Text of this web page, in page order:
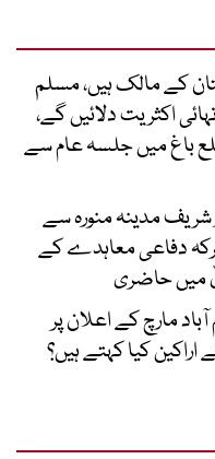
کے مالک ہیں، مسلم
اکثریت دلائیں گے،
ضلع باغ میں جلسہ عام سے
شریف مدینہ منورہ سے
دفاعی معاہدے کے
میں حاضری
مارچ کے اعلان پر
اراکین کیا کہتے ہیں؟